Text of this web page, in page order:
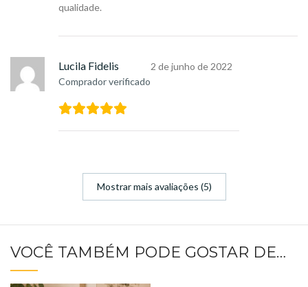
qualidade.
Lucila Fidelis
Comprador verificado
2 de junho de 2022
Mostrar mais avaliações (5)
VOCÊ TAMBÉM PODE GOSTAR DE…